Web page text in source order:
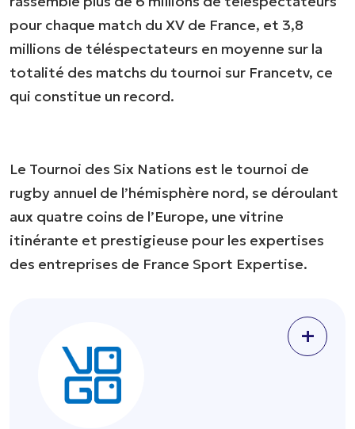
pour chaque match du XV de France, et 3,8
millions de téléspectateurs en moyenne sur la
totalité des matchs du tournoi sur Francetv, ce
qui constitue un record.
Le Tournoi des Six Nations est le tournoi de
rugby annuel de l’hémisphère nord, se déroulant
aux quatre coins de l’Europe, une vitrine
itinérante et prestigieuse pour les expertises
des entreprises de France Sport Expertise.
+